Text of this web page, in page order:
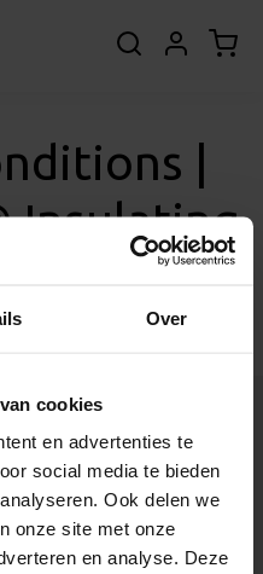
Over
cookies
en advertenties te
social media te bieden
Ook delen we
onze site met onze
en analyse. Deze
|
Insulating
EC750